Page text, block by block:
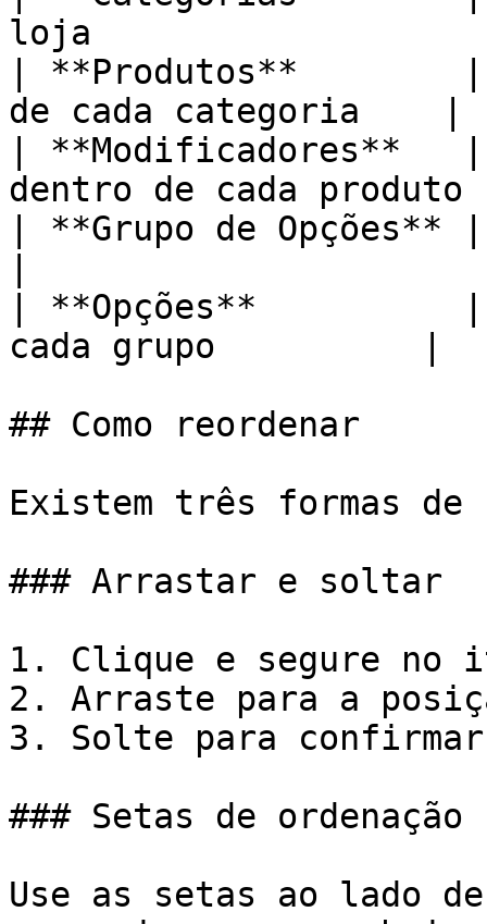
loja
| **Produtos**        |
de cada categoria    |
| **Modificadores**   |
dentro de cada
| **Grupo de Opções**
| **Opções**          |
cada grupo          |
## Como reordenar
Existem três formas
### Arrastar e soltar
1. Clique e segure no
2. Arraste para a
3. Solte para confirmar
### Setas de ordenação
Use as setas ao lado